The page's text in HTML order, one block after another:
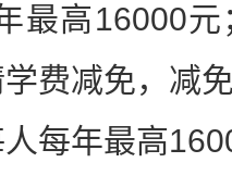
最高16000
费减免，减
每年最高